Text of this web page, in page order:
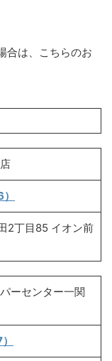
合は、こちらのお
2丁目85 イオン前
ーセンター一関